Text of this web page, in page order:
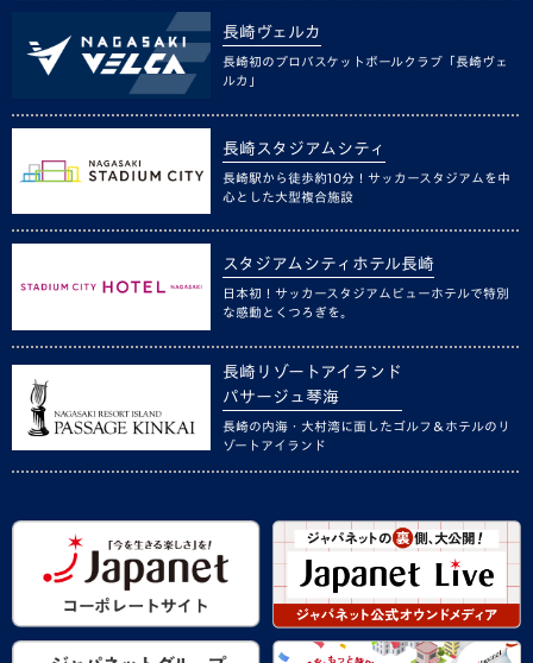
長崎ヴェルカ
長崎初のプロバスケットボールクラブ「長崎ヴェ
ルカ」
長崎スタジアムシティ
長崎駅から徒歩約10分！サッカースタジアムを中
心とした大型複合施設
スタジアムシティホテル長崎
日本初！サッカースタジアムビューホテルで特別
な感動とくつろぎを。
長崎リゾートアイランド
パサージュ琴海
長崎の内海・大村湾に面したゴルフ＆ホテルのリ
ゾートアイランド